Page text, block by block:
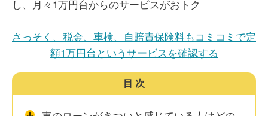
し、月々1万円台からのサービスがおトク
さっそく、税金、車検、自賠責保険料もコミコミで定
額1万円台というサービスを確認する
目次